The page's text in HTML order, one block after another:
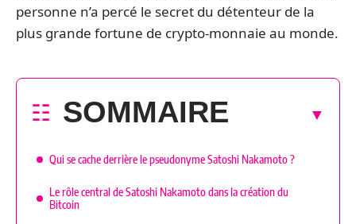
personne n’a percé le secret du détenteur de la
plus grande fortune de crypto-monnaie au monde.
SOMMAIRE
Qui se cache derrière le pseudonyme Satoshi Nakamoto ?
Le rôle central de Satoshi Nakamoto dans la création du
Bitcoin